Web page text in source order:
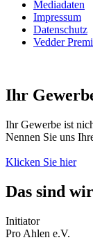
Mediadaten
Impressum
Datenschutz
Vedder
Ihr
Ihr Gewerbe ist
Nennen Sie uns
Klicken Sie hier
Das sind wir
Initiator
Pro Ahlen e.V.